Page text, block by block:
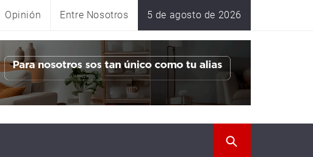
Opinión Entre Nosotros 5 de agosto de 2026